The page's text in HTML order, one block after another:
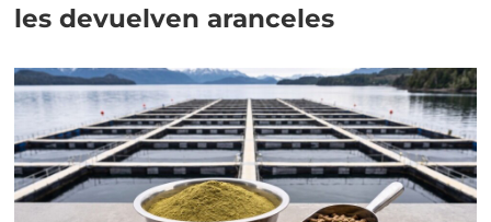
les devuelven aranceles